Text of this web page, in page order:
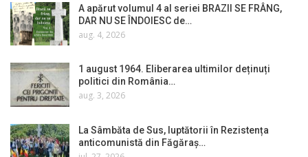
A apărut volumul 4 al seriei BRAZII SE FRÂNG,
DAR NU SE ÎNDOIESC de…
aug. 4, 2026
1 august 1964. Eliberarea ultimilor deținuți
politici din România…
aug. 3, 2026
La Sâmbăta de Sus, luptătorii în Rezistența
anticomunistă din Făgăraș…